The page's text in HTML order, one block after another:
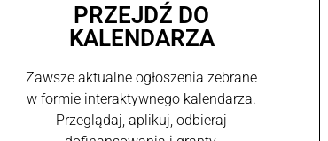
PRZEJDŹ DO
KALENDARZA
Zawsze aktualne ogłoszenia zebrane
w formie interaktywnego kalendarza.
Przeglądaj, aplikuj, odbieraj